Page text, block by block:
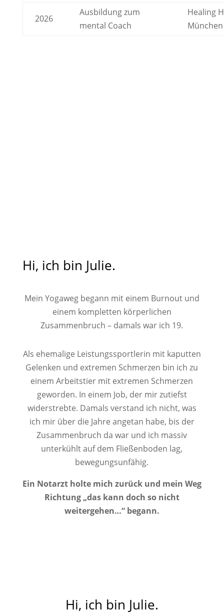
2026
Ausbildung zum
mental Coach
Healing
München
Hi, ich bin Julie.
Mein Yogaweg begann mit einem Burnout und
einem kompletten körperlichen
Zusammenbruch – damals war ich 19.
Als ehemalige Leistungssportlerin mit kaputten
Gelenken und extremen Schmerzen bin ich zu
einem Arbeitstier mit extremen Schmerzen
geworden. In einem Job, der mir zutiefst
widerstrebte. Damals verstand ich nicht, was
ich mir über die Jahre angetan habe, bis der
Zusammenbruch da war und ich massiv
unterkühlt auf dem Fließenboden lag,
bewegungsunfähig.
Ein Notarzt holte mich zurück und mein Weg
Richtung „das kann doch so nicht
weitergehen…“ begann.
Hi, ich bin Julie.